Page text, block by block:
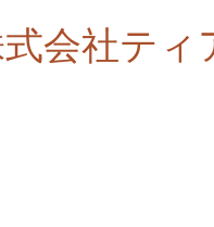
会社ティ